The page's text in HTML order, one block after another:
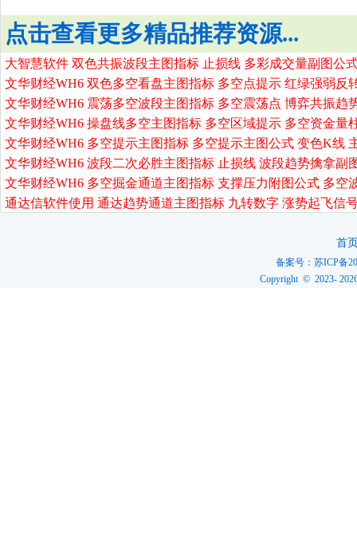
点击查看更多精品推荐资源...
大智慧软件 双色共振波段主图指标 止损线 多彩成交量副图公
文华财经WH6 双色多空看盘主图指标 多空点提示 红绿强弱反
文华财经WH6 震荡多空波段主图指标 多空震荡点 博弈共振趋
文华财经WH6 操盘线多空主图指标 多空区域提示 多空资金量
文华财经WH6 多空提示主图指标 多空提示主图公式 变色K线
文华财经WH6 波段二次必胜主图指标 止损线 波段趋势擒拿副
文华财经WH6 多空掘金通道主图指标 支撑压力附图公式 多空
通达信软件使用 通达趋势通道主图指标 九转数字 涨势起飞信
首
备案号：苏ICP备
Copyright © 2023-